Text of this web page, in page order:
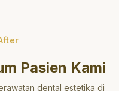
Pasien Kami
dental estetika di